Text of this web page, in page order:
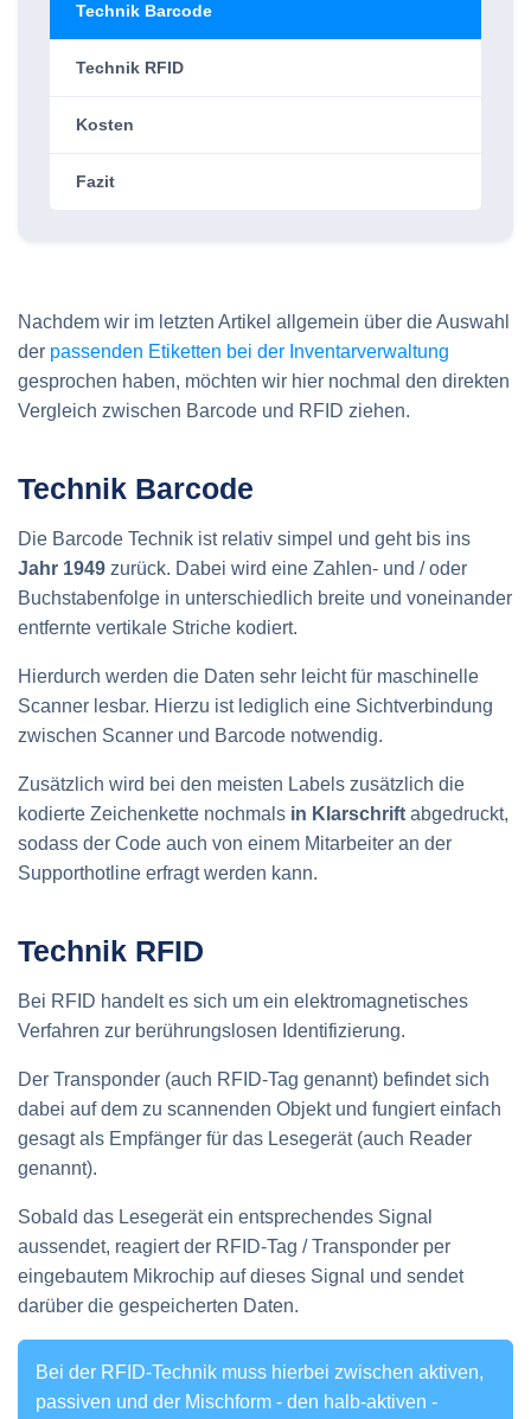
Nachdem wir im letzten Artikel allgemein über die Auswahl
der passenden Etiketten bei der Inventarverwaltung
gesprochen haben, möchten wir hier nochmal den direkten
Vergleich zwischen Barcode und RFID ziehen.
Technik Barcode
Die Barcode Technik ist relativ simpel und geht bis ins
Jahr 1949 zurück. Dabei wird eine Zahlen- und / oder
Buchstabenfolge in unterschiedlich breite und voneinander
entfernte vertikale Striche kodiert.
Hierdurch werden die Daten sehr leicht für maschinelle
Scanner lesbar. Hierzu ist lediglich eine Sichtverbindung
zwischen Scanner und Barcode notwendig.
Zusätzlich wird bei den meisten Labels zusätzlich die
kodierte Zeichenkette nochmals in Klarschrift abgedruckt,
sodass der Code auch von einem Mitarbeiter an der
Supporthotline erfragt werden kann.
Technik RFID
Bei RFID handelt es sich um ein elektromagnetisches
Verfahren zur berührungslosen Identifizierung.
Der Transponder (auch RFID-Tag genannt) befindet sich
dabei auf dem zu scannenden Objekt und fungiert einfach
gesagt als Empfänger für das Lesegerät (auch Reader
genannt).
Sobald das Lesegerät ein entsprechendes Signal
aussendet, reagiert der RFID-Tag / Transponder per
eingebautem Mikrochip auf dieses Signal und sendet
darüber die gespeicherten Daten.
Bei der RFID-Technik muss hierbei zwischen aktiven,
passiven und der Mischform - den halb-aktiven -
Technik Barcode
Technik RFID
Kosten
Fazit